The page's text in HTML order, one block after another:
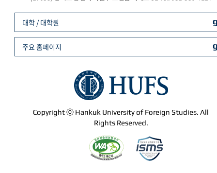
Copyright ⓒ Hankuk University of Foreign Studies. All
Rights Reserved.
대학 / 대학원
주요 홈페이지